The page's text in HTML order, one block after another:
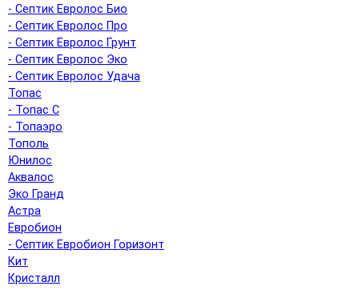
- Септик Евролос Био
- Септик Евролос Про
- Септик Евролос Грунт
- Септик Евролос Эко
- Септик Евролос Удача
Топас
- Топас С
- Топаэро
Тополь
Юнилос
Аквалос
Эко Гранд
Астра
Евробион
- Септик Евробион Горизонт
Кит
Кристалл